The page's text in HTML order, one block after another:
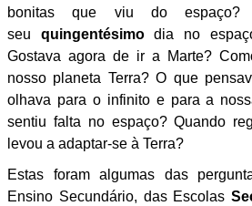
bonitas que viu do espaço?
seu quingentésimodia no
Gostava agora de ir a Marte?
nosso planeta Terra? O que
olhava para o infinito e para a
sentiu falta no espaço? Quando
levou a adaptar-se à Terra?
Estas foram algumas das
Ensino Secundário, das Escolas